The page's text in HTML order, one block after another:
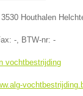
3530 Houthalen
- , BTW-nr: -
vochtbestrijding